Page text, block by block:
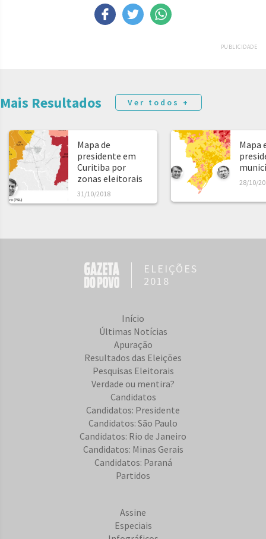
PUBLICIDADE
Mais Resultados Ver todos +
Mapa de
presidente em
Curitiba por
zonas eleitorais
31/10/2018
Mapa
28/10/
ELEIÇÕES
2018
Início
Últimas Notícias
Apuração
Resultados das Eleições
Pesquisas Eleitorais
Verdade ou mentira?
Candidatos
Candidatos: Presidente
Candidatos: São Paulo
Candidatos: Rio de Janeiro
Candidatos: Minas Gerais
Candidatos: Paraná
Partidos
Assine
Especiais